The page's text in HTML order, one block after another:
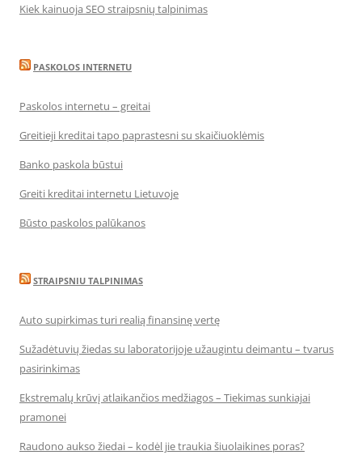
Kiek kainuoja SEO straipsnių talpinimas
PASKOLOS INTERNETU
Paskolos internetu – greitai
Greitieji kreditai tapo paprastesni su skaičiuoklėmis
Banko paskola būstui
Greiti kreditai internetu Lietuvoje
Būsto paskolos palūkanos
STRAIPSNIU TALPINIMAS
Auto supirkimas turi realią finansinę vertę
Sužadėtuvių žiedas su laboratorijoje užaugintu deimantu – tvarus
pasirinkimas
Ekstremalų krūvį atlaikančios medžiagos – Tiekimas sunkiajai
pramonei
Raudono aukso žiedai – kodėl jie traukia šiuolaikines poras?